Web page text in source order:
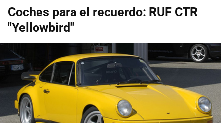
Coches para el recuerdo: RUF CTR
"Yellowbird"